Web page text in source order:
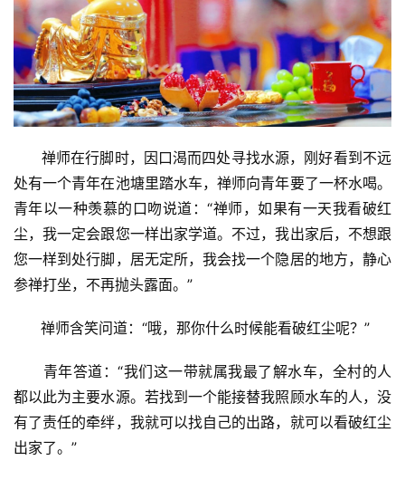
禅师在行脚时，因口渴而四处寻找水源，刚好看到不远
处有一个青年在池塘里踏水车，禅师向青年要了一杯水喝。
青年以一种羡慕的口吻说道：“禅师，如果有一天我看破红
尘，我一定会跟您一样出家学道。不过，我出家后，不想跟
您一样到处行脚，居无定所，我会找一个隐居的地方，静心
参禅打坐，不再抛头露面。”
禅师含笑问道：“哦，那你什么时候能看破红尘呢？”
青年答道：“我们这一带就属我最了解水车，全村的人
都以此为主要水源。若找到一个能接替我照顾水车的人，没
有了责任的牵绊，我就可以找自己的出路，就可以看破红尘
出家了。”